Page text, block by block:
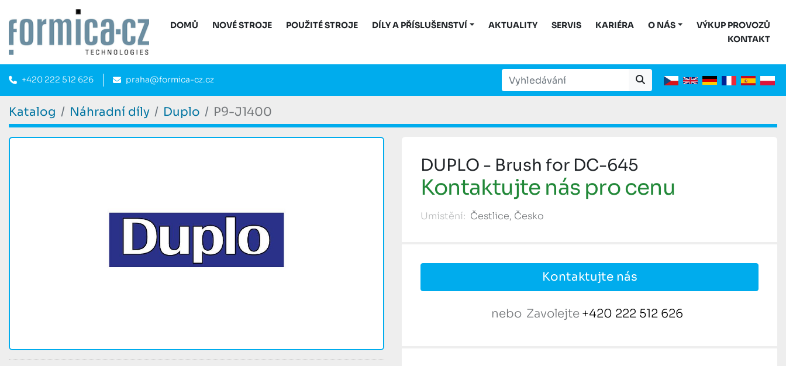
DOMŮ NOVÉ STROJE POUŽITÉ STROJE DÍLY A PŘÍSLUŠENSTVÍ AKTUALITY SERVIS KARIÉRA O NÁS
VÝKUP PROVOZŮ
KONTAKT
+420 222 512 626 praha@formica-cz.cz
Katalog Náhradní díly Duplo P9-J1400
DUPLO - Brush for DC-645
Kontaktujte nás pro cenu
Umístění: Čestlice, Česko
Kontaktujte nás
nebo Zavolejte +420 222 512 626